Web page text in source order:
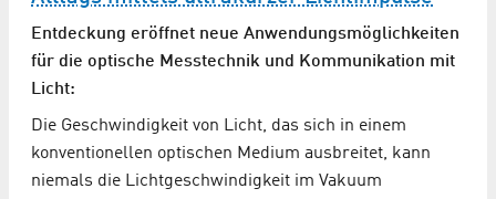
Entdeckung eröffnet neue Anwendungsmöglichkeiten
für die optische Messtechnik und Kommunikation mit
Licht:
Die Geschwindigkeit von Licht, das sich in einem
konventionellen optischen Medium ausbreitet, kann
niemals die Lichtgeschwindigkeit im Vakuum